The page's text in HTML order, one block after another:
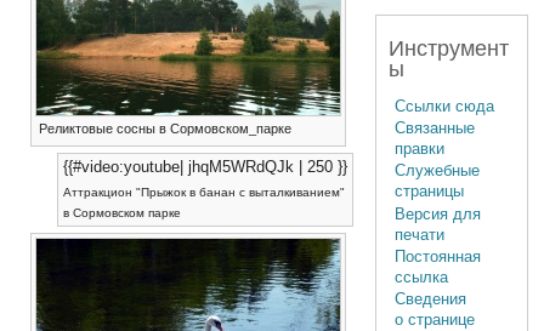
Реликтовые сосны в Сормовском_парке
{{#video:youtube| jhqM5WRdQJk | 250 }}
Аттракцион "Прыжок в банан с выталкиванием"
в Сормовском парке
Инструмент
ы
Ссылки сюда
Связанные
правки
Служебные
страницы
Версия для
печати
Постоянная
ссылка
Сведения
о странице